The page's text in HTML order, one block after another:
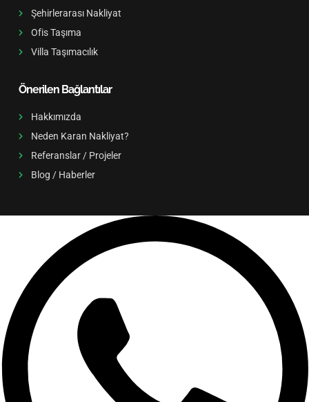
Şehirlerarası Nakliyat
Ofis Taşıma
Villa Taşımacılık
Önerilen Bağlantılar
Hakkımızda
Neden Karan Nakliyat?
Referanslar / Projeler
Blog / Haberler